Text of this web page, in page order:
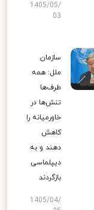
1405/05/
03
سازمان
ملل: همه
طرف‌ها
تنش‌ها در
خاورمیانه را
کاهش
دهند و به
دیپلماسی
بازگردند
1405/04/